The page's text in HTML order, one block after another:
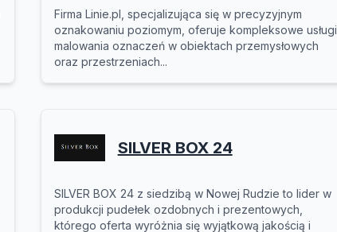
Firma Linie.pl, specjalizująca się w precyzyjnym
oznakowaniu poziomym, oferuje kompleksowe usługi
malowania oznaczeń w obiektach przemysłowych
oraz przestrzeniach...
SILVER BOX 24
SILVER BOX 24 z siedzibą w Nowej Rudzie to lider w
produkcji pudełek ozdobnych i prezentowych,
którego oferta wyróżnia się wyjątkową jakością i